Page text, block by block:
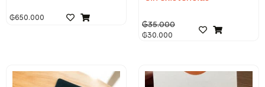
₲650.000
₲35.000
₲30.000